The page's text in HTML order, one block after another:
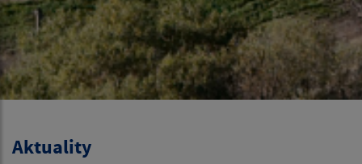
Aktuality